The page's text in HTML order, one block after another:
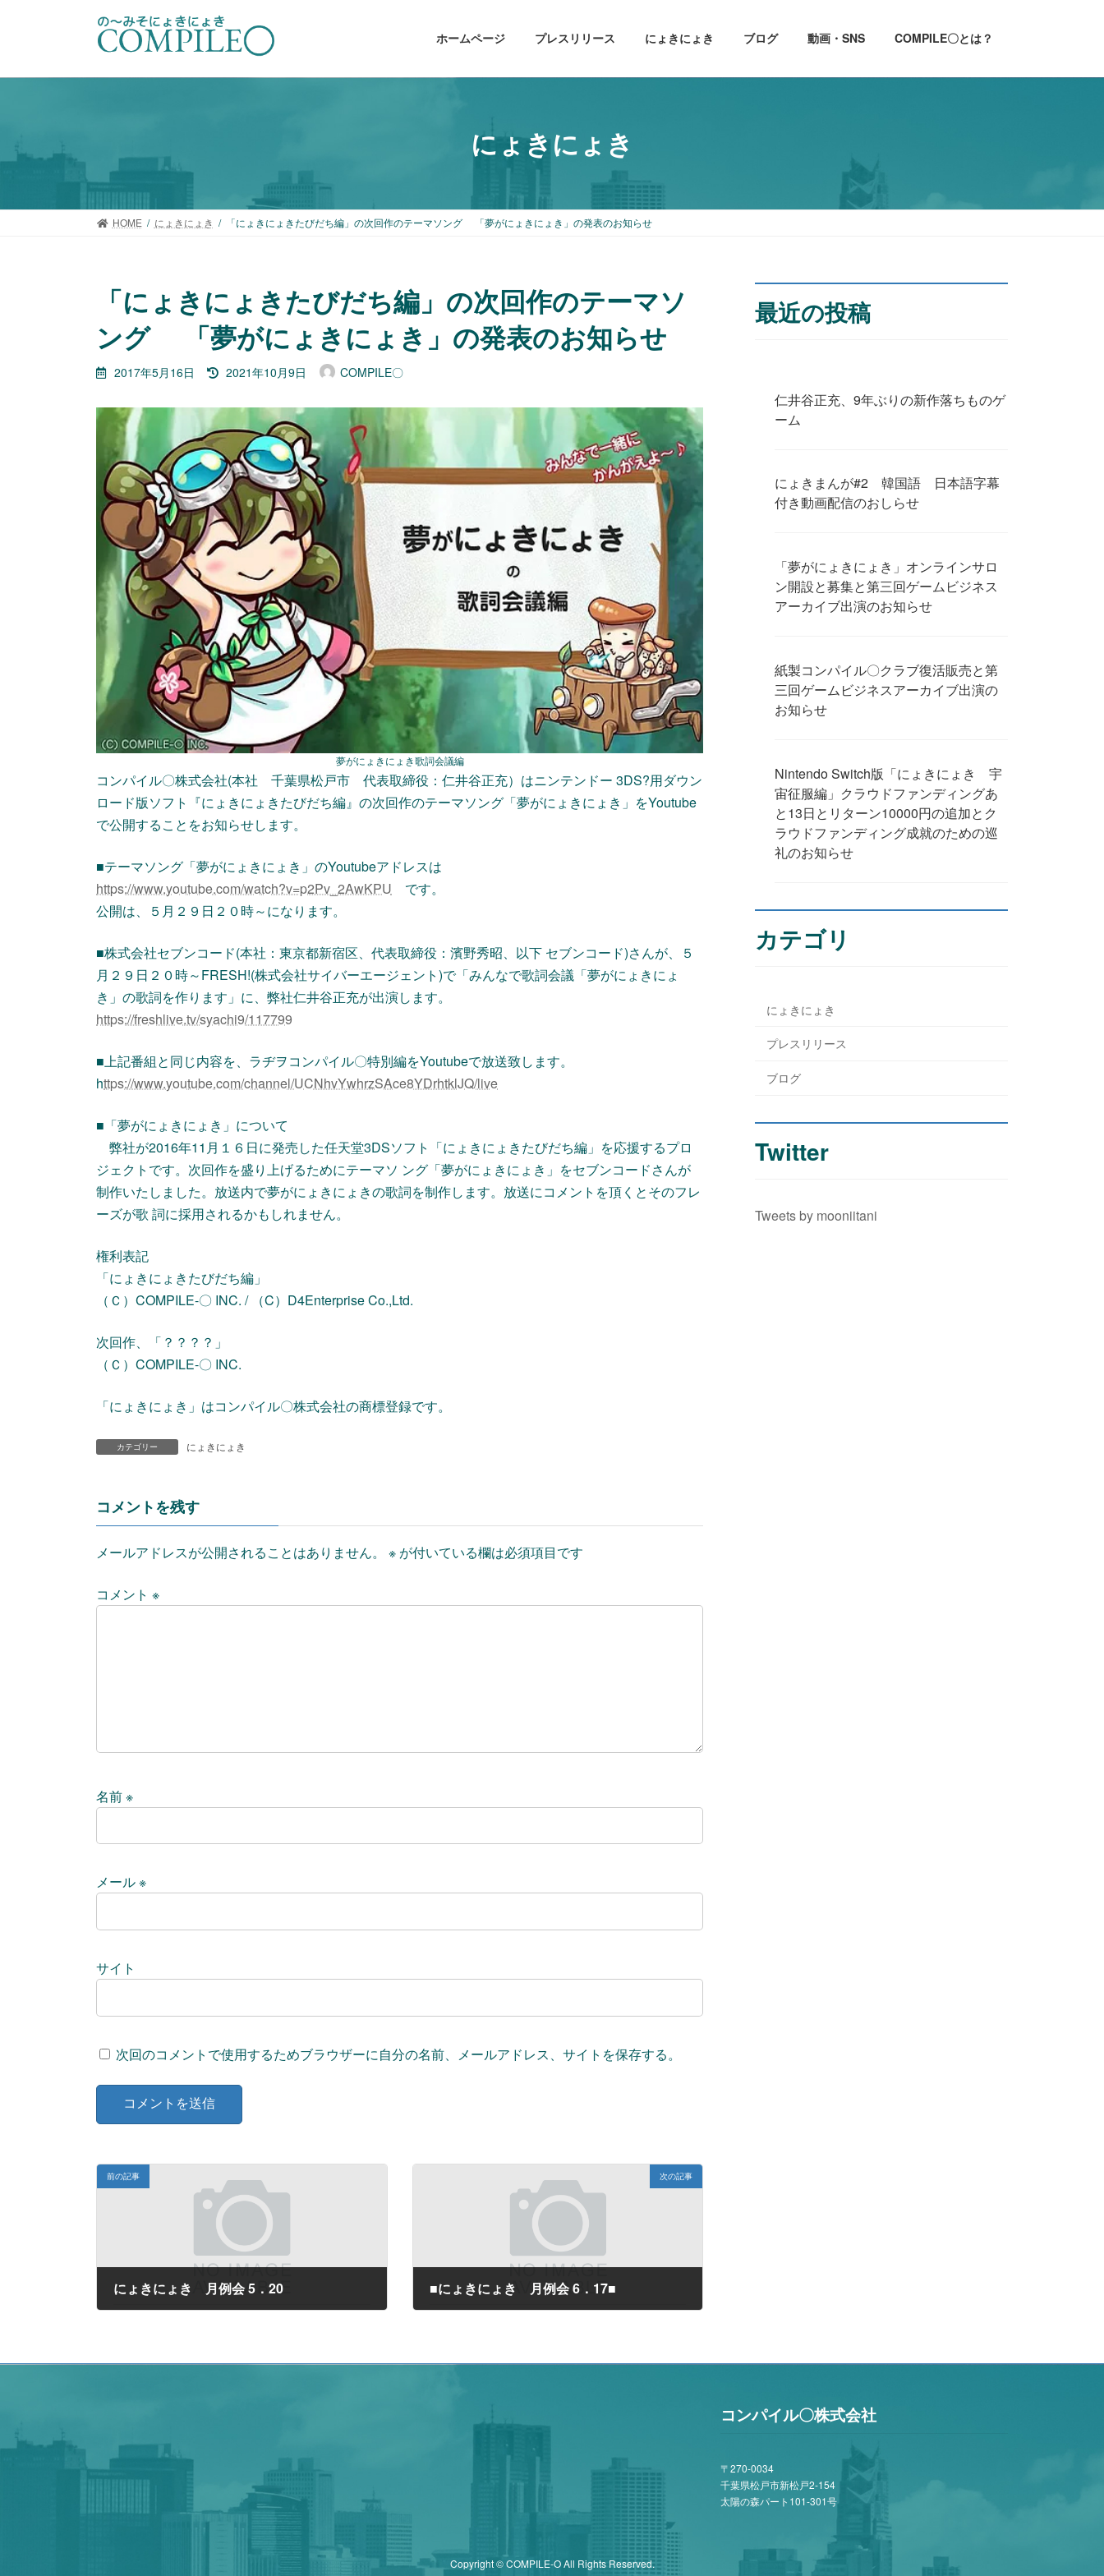
ッ
移
ホームページ プレスリリース にょきにょき ブログ 動画・SNS COMPILE〇とは？
にょきにょき
HOME にょきにょき 「にょきにょきたびだち編」の次回作のテーマソング 「夢がにょきにょき」の発表のお知らせ
「にょきにょきたびだち編」の次回作のテーマソ
ング 「夢がにょきにょき」の発表のお知らせ
2017年5月16日
最
日
時
:
2021年10月9日 COMPILE〇
夢がにょきにょき歌詞会議編
コンパイル〇株式会社(本社 千葉県松戸市 代表取締役：仁井谷正充）はニンテンドー 3DS?用ダウン
ロード版ソフト『にょきにょきたびだち編』の次回作のテーマソング「夢がにょきにょき」をYoutube
で公開することをお知らせします。
■テーマソング「夢がにょきにょき」のYoutubeアドレスは
https://www.youtube.com/watch?v=p2Pv_2AwKPU です。
公開は、５月２９日２０時～になります。
■株式会社セブンコード(本社：東京都新宿区、代表取締役：濱野秀昭、以下 セブンコード)さんが、５
月２９日２０時～FRESH!(株式会社サイバーエージェント)で「みんなで歌詞会議「夢がにょきにょ
き」の歌詞を作ります」に、弊社仁井谷正充が出演します。
https://freshlive.tv/syachi9/117799
■上記番組と同じ内容を、ラヂヲコンパイル〇特別編をYoutubeで放送致します。
https://www.youtube.com/channel/UCNhvYwhrzSAce8YDrhtklJQ/live
■「夢がにょきにょき」について
弊社が2016年11月１６日に発売した任天堂3DSソフト「にょきにょきたびだち編」を応援するプロ
ジェクトです。次回作を盛り上げるためにテーマソ ング「夢がにょきにょき」をセブンコードさんが
制作いたしました。放送内で夢がにょきにょきの歌詞を制作します。放送にコメントを頂くとそのフレ
ーズが歌 詞に採用されるかもしれません。
権利表記
「にょきにょきたびだち編」
（Ｃ）COMPILE-〇 INC. / （C）D4Enterprise Co.,Ltd.
次回作、「？？？？」
（Ｃ）COMPILE-〇 INC.
「にょきにょき」はコンパイル〇株式会社の商標登録です。
カテゴリー にょきにょき
コメントを残す
メールアドレスが公開されることはありません。 ※ が付いている欄は必須項目です
コメント ※
名前※
メール※
サイト
次回のコメントで使用するためブラウザーに自分の名前、メールアドレス、サイトを保存する。
前の記事
にょきにょき 月例会 5．20
次の記事
■にょきにょき 月例会 6．17■
最近の投稿
仁井谷正充、9年ぶりの新作落ちものゲ
ーム
にょきまんが#2 韓国語 日本語字幕
付き動画配信のおしらせ
「夢がにょきにょき」オンラインサロ
ン開設と募集と第三回ゲームビジネス
アーカイブ出演のお知らせ
紙製コンパイル〇クラブ復活販売と第
三回ゲームビジネスアーカイブ出演の
お知らせ
Nintendo Switch版「にょきにょき 宇
宙征服編」クラウドファンディングあ
と13日とリターン10000円の追加とク
ラウドファンディング成就のための巡
礼のお知らせ
カテゴリ
にょきにょき
プレスリリース
ブログ
Twitter
Tweets by mooniitani
コンパイル〇株式会社
〒270-0034
千葉県松戸市新松戸2-154
太陽の森パート101-301号
Copyright © COMPILE-O All Rights Reserved.